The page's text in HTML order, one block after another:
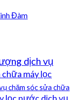
Đàm
dịch vụ
chữa máy lọc
chăm sóc sửa chữa